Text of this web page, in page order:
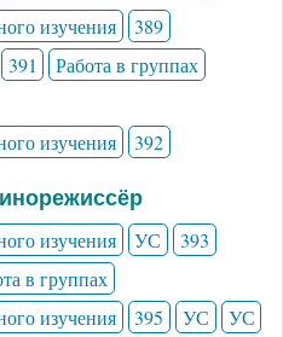
изучения
389
391
Работа в группах
изучения
392
изучения УС
393
в группах
изучения
395 УС УС